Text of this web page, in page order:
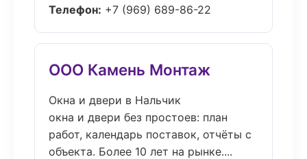
Телефон: +7 (969) 689-86-22
ООО Камень Монтаж
Окна и двери в Нальчик
окна и двери без простоев: план
работ, календарь поставок, отчёты с
объекта. Более 10 лет на рынке....